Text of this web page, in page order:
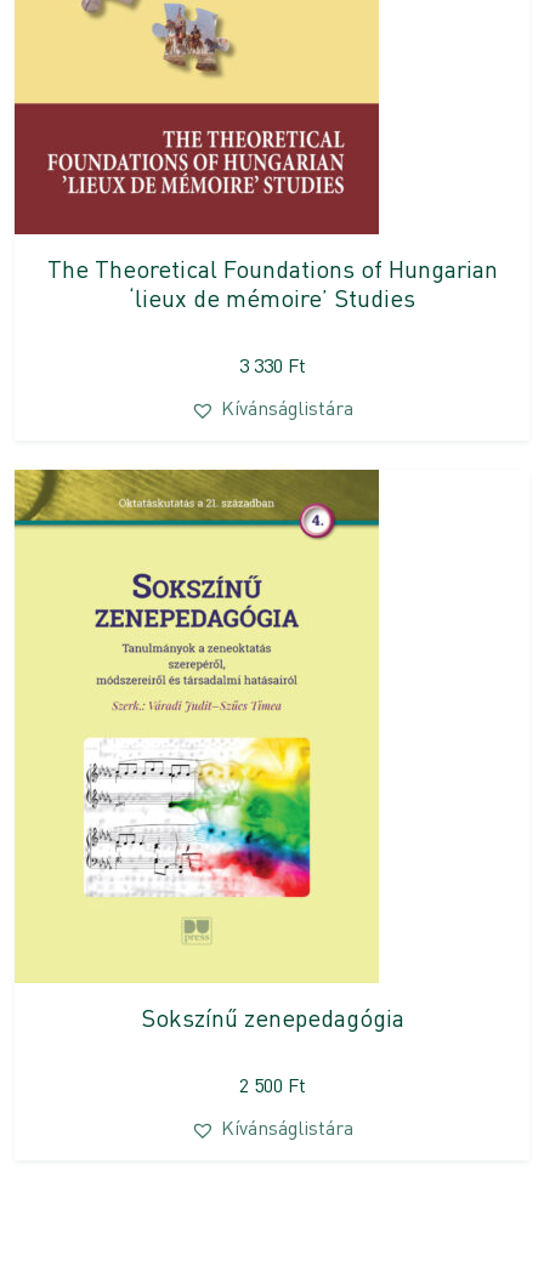
The Theoretical Foundations of Hungarian
‘lieux de mémoire’ Studies
3 330 Ft
Kívánságlistára
Sokszínű zenepedagógia
2 500 Ft
Kívánságlistára